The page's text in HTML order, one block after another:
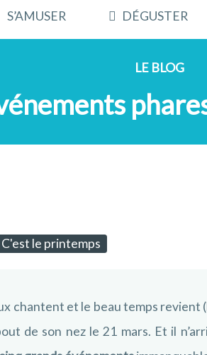
S’AMUSER DÉGUSTER
LE BLOG
C'est le printemps
chantent et le beau temps revient
de son nez le 21 mars. Et il